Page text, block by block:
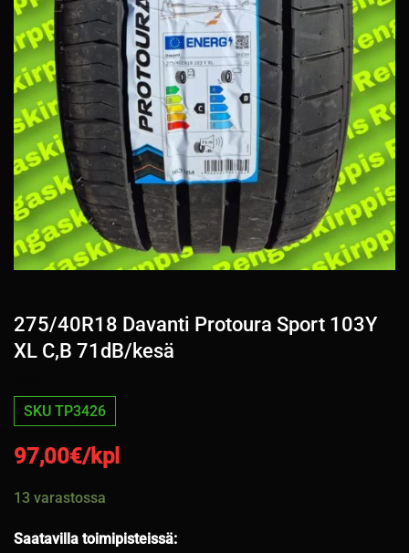
275/40R18 Davanti Protoura Sport 103Y
XL C,B 71dB/kesä
SKU TP3426
97,00€/kpl
13 varastossa
Saatavilla toimipisteissä: